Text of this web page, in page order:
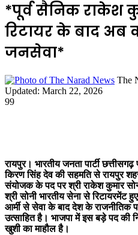
*पूर्व सैनिक राकेश
रिटायर के बाद अब
जनसेवा*
The
Updated: March 22, 2026
99
रायपुर। भारतीय जनता पार्टी
किरण सिंह देव की सहमति से रायपुर
संयोजक के पद पर श्री राकेश कुमार
श्री सोनी भारतीय सेना से रिटायरमेंट
आर्मी से सेवा के बाद देश के राजनीतिक
उत्साहित है। भाजपा में इस बड़े पद की
खुशी का माहौल है।